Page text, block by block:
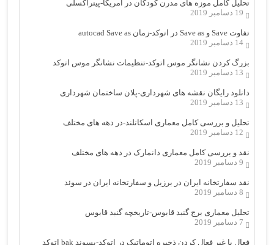
تحلیل کامل موزه های مدرن کودکان در امریکا-پیتراکسلی
19 دسامبر 2019
تفاوت Save و Save as در اتوکد-زمان autocad Save as
14 دسامبر 2019
بزرگ کردن نشانگر موس اتوکد-تنظیمات نشانگر موس اتوکد
13 دسامبر 2019
دانلود رایگان نقشه های شهرداری-پلان ساختمان شهرداری
13 دسامبر 2019
تحلیل و بررسی کامل معماری اسکاتلند-در دهه های مختلف
12 دسامبر 2019
نقد و بررسی کامل معماری دانمارک در دهه های مختلف
9 دسامبر 2019
نقد سفارتخانه ایران در برزیل و سفارتخانه ایران در سوئد
8 دسامبر 2019
تحلیل معماری برج گنبد قابوس-تاریخچه گنبد قابوس
7 دسامبر 2019
فعال یا غیر فعال کردن ذخیره اتوماتیک در اتوکد-پسوند bak اتوکد